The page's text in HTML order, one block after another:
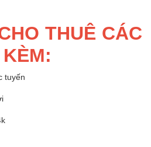
THUÊ CÁC
tuyến